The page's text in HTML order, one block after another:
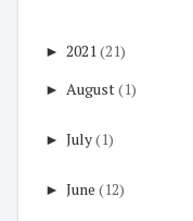
► 2021 (21)
► August(1)
► July(1)
► June (12)